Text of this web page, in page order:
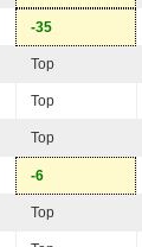
-35
Top
Top
Top
-6
Top